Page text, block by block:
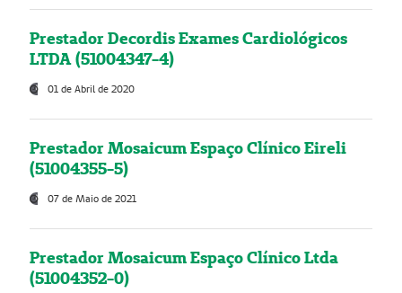
Prestador Decordis Exames Cardiológicos
LTDA (51004347-4)
01 de Abril de 2020
Prestador Mosaicum Espaço Clínico Eireli
(51004355-5)
07 de Maio de 2021
Prestador Mosaicum Espaço Clínico Ltda
(51004352-0)